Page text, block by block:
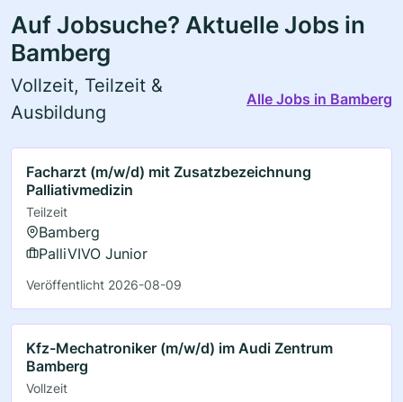
Auf Jobsuche? Aktuelle Jobs in
Bamberg
Vollzeit, Teilzeit &
Ausbildung
Alle Jobs in Bamberg
Facharzt (m/w/d) mit Zusatzbezeichnung
Palliativmedizin
Teilzeit
Bamberg
PalliVIVO Junior
Veröffentlicht 2026-08-09
Kfz-Mechatroniker (m/w/d) im Audi Zentrum
Bamberg
Vollzeit